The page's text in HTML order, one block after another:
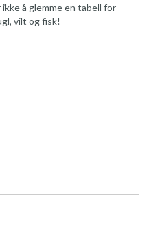
å glemme en tabell for
vilt og fisk!